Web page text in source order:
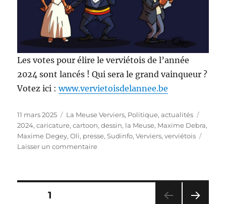
Les votes pour élire le verviétois de l’année
2024 sont lancés ! Qui sera le grand vainqueur ?
Votez ici :www.vervietoisdelannee.be
Publié
le
11 mars 2025 Catégories
La Meuse Verviers, Politique, actualités
2024,caricature,cartoon,dessin, la Meuse, Maxime Debra,
Maxime Degey,Oli, presse,Sudinfo,Verviers,verviétois
Laisser un commentairesur
Pagination
PAGE1